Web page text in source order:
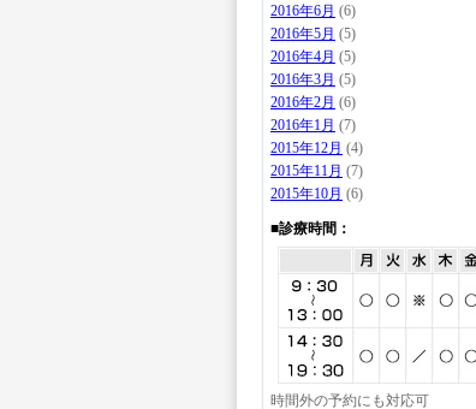
2016年6月 (6)
2016年5月 (5)
2016年4月 (5)
2016年3月 (5)
2016年2月 (6)
2016年1月 (7)
2015年12月 (4)
2015年11月 (7)
2015年10月 (6)
■診療時間：
時間外の予約にも対応可